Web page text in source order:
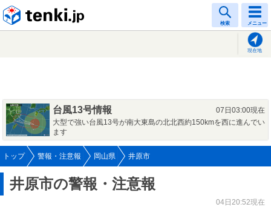
検索 メニュー
現在地
台風13号情報
07日03:00現在
大型で強い台風13号が南大東島の北北西約150kmを西に進んでい
ます
トップ 警報・注意報 岡山県 井原市
井原市の警報・注意報
04日20:52現在